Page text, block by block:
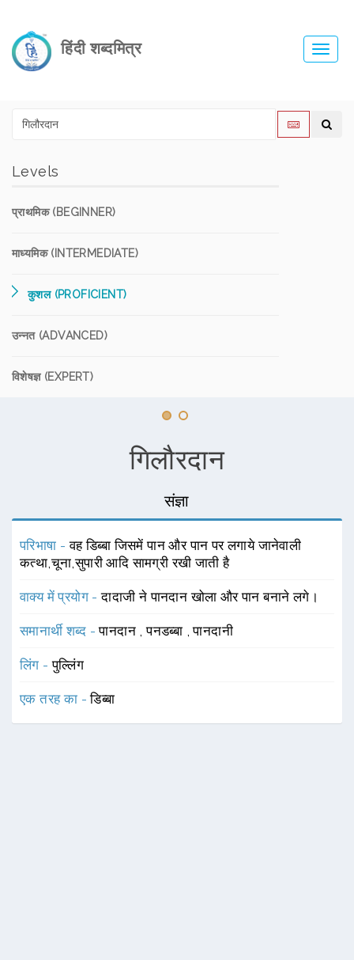
हिंदी शब्दमित्र
Levels
प्राथमिक (BEGINNER)
माध्यमिक (INTERMEDIATE)
कुशल (PROFICIENT)
उन्नत (ADVANCED)
विशेषज्ञ (EXPERT)
गिलौरदान
संज्ञा
परिभाषा -वह डिब्बा जिसमें पान और पान पर लगाये जानेवाली
कत्था,चूना,सुपारी आदि सामग्री रखी जाती है
वाक्य में प्रयोग -दादाजी ने पानदान खोला और पान बनाने लगे।
समानार्थी शब्द -पानदान ,पनडब्बा ,पानदानी
लिंग -पुल्लिंग
एक तरह का -डिब्बा